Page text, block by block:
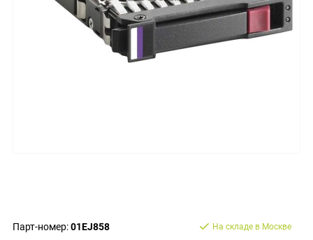
Парт-номер:01EJ858 На складе в Москве